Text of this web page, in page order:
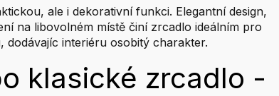
ale i dekorativní funkci. Elegantní design,
na libovolném místě činí zrcadlo ideálním pro
interiéru osobitý charakter.
klasické zrcadlo -